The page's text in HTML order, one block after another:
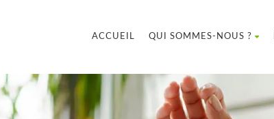
ACCUEIL QUI SOMMES-NOUS ?